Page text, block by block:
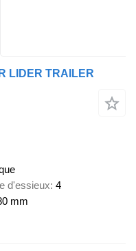
LIDER TRAILER
d'essieux 4
mm